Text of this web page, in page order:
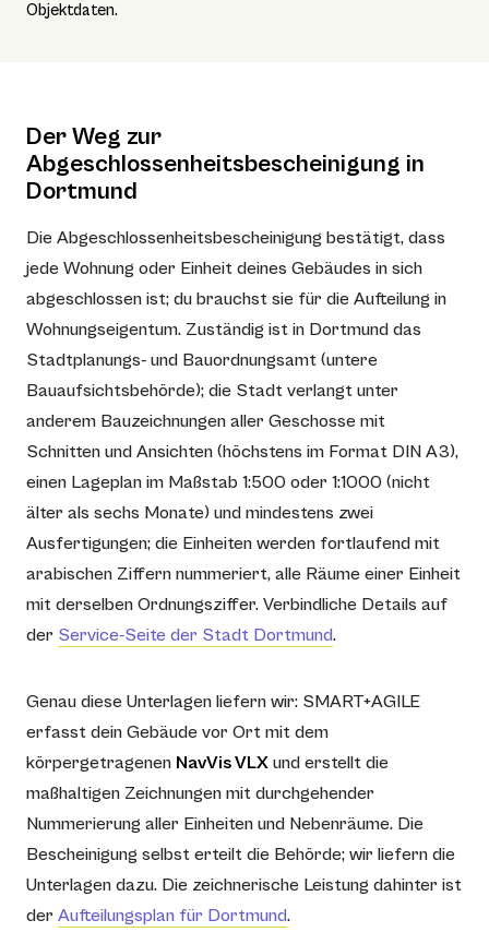
Objektdaten.
Der Weg zur
Abgeschlossenheitsbescheinigung in
Dortmund
Die Abgeschlossenheitsbescheinigung bestätigt, dass
jede Wohnung oder Einheit deines Gebäudes in sich
abgeschlossen ist; du brauchst sie für die Aufteilung in
Wohnungseigentum. Zuständig ist in Dortmund das
Stadtplanungs- und Bauordnungsamt (untere
Bauaufsichtsbehörde); die Stadt verlangt unter
anderem Bauzeichnungen aller Geschosse mit
Schnitten und Ansichten (höchstens im Format DIN A3),
einen Lageplan im Maßstab 1:500 oder 1:1000 (nicht
älter als sechs Monate) und mindestens zwei
Ausfertigungen; die Einheiten werden fortlaufend mit
arabischen Ziffern nummeriert, alle Räume einer Einheit
mit derselben Ordnungsziffer. Verbindliche Details auf
der Service-Seite der Stadt Dortmund.
Genau diese Unterlagen liefern wir: SMART+AGILE
erfasst dein Gebäude vor Ort mit dem
körpergetragenen NavVis VLX und erstellt die
maßhaltigen Zeichnungen mit durchgehender
Nummerierung aller Einheiten und Nebenräume. Die
Bescheinigung selbst erteilt die Behörde; wir liefern die
Unterlagen dazu. Die zeichnerische Leistung dahinter ist
der Aufteilungsplan für Dortmund.